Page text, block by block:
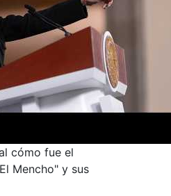
cómo fue el
Mencho" y sus